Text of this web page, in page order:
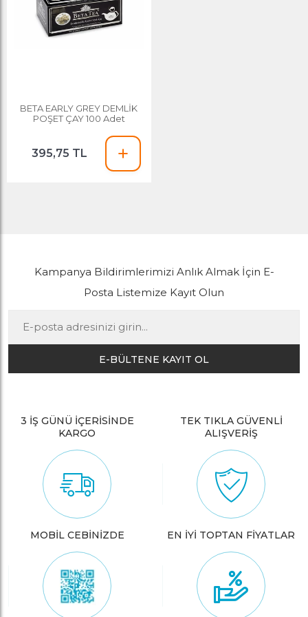
BETA EARLY GREY DEMLİK
POŞET ÇAY 100 Adet
395,75 TL
Kampanya Bildirimlerimizi Anlık Almak İçin E-
Posta Listemize Kayıt Olun
E-BÜLTENE KAYIT OL
3 İŞ GÜNÜ İÇERİSİNDE
KARGO
TEK TIKLA GÜVENLİ
ALIŞVERİŞ
MOBİL CEBİNİZDE EN İYİ TOPTAN FİYATLAR